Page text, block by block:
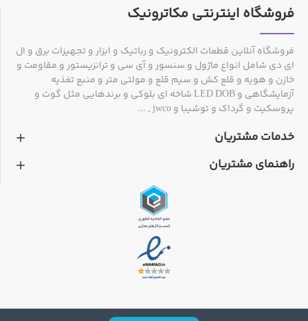
فروشگاه اینترنتی مکاترونیک
فروشگاه آنلاین قطعات الکترونیک و رباتیک و ابزار و تجهیزات برق و ال
ای دی شامل انواع ماژول و سنسور و آی سی و ترانزیستور و مقاومت و
خازن و هویه و قلع کش و سیم قلع و مولتی متر و منبع تغذیه
آزمایشگاهی و LED DOB شاخه ای بلوکی و برندهایی مثل گوت و
پروسکیت و گرداک و توشیبا و jwco , ...
خدمات مشتریان
راهنمای مشتریان